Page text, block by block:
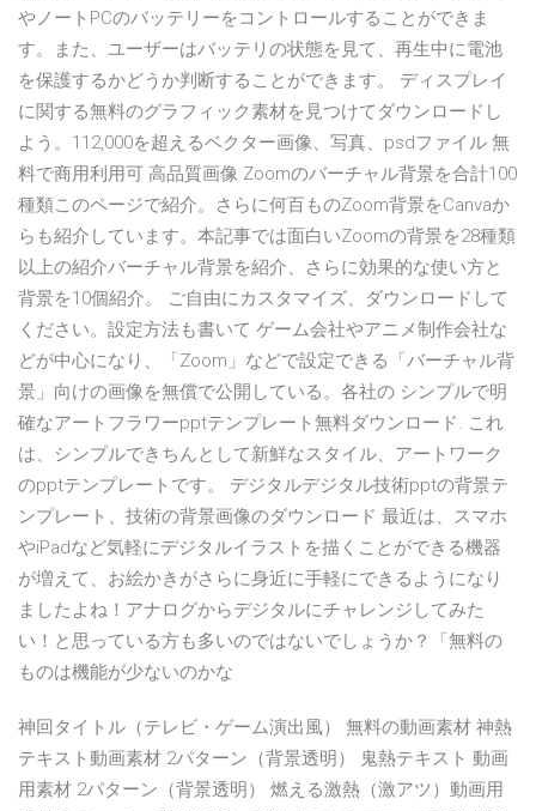
やノートPCのバッテリーをコントロールすることができま
す。また、ユーザーはバッテリの状態を見て、再生中に電池
を保護するかどうか判断することができます。 ディスプレイ
に関する無料のグラフィック素材を見つけてダウンロードし
よう。112,000を超えるベクター画像、写真、psdファイル 無
料で商用利用可 高品質画像 Zoomのバーチャル背景を合計100
種類このページで紹介。さらに何百ものZoom背景をCanvaか
らも紹介しています。本記事では面白いZoomの背景を28種類
以上の紹介バーチャル背景を紹介、さらに効果的な使い方と
背景を10個紹介。 ご自由にカスタマイズ、ダウンロードして
ください。設定方法も書いて ゲーム会社やアニメ制作会社な
どが中心になり、「Zoom」などで設定できる「バーチャル背
景」向けの画像を無償で公開している。各社の シンプルで明
確なアートフラワーpptテンプレート無料ダウンロード. これ
は、シンプルできちんとして新鮮なスタイル、アートワーク
のpptテンプレートです。 デジタルデジタル技術pptの背景テ
ンプレート、技術の背景画像のダウンロード 最近は、スマホ
やiPadなど気軽にデジタルイラストを描くことができる機器
が増えて、お絵かきがさらに身近に手軽にできるようになり
ましたよね！アナログからデジタルにチャレンジしてみた
い！と思っている方も多いのではないでしょうか？「無料の
ものは機能が少ないのかな
神回タイトル（テレビ・ゲーム演出風） 無料の動画素材 神熱
テキスト動画素材 2パターン（背景透明） 鬼熱テキスト 動画
用素材 2パターン（背景透明） 燃える激熱（激アツ）動画用